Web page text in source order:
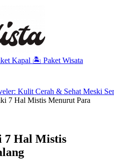
Kapal 🏝️ Paket Wisata
Kulit Cerah & Sehat Meski
7 Hal Mistis Menurut Para
7 Hal Mistis